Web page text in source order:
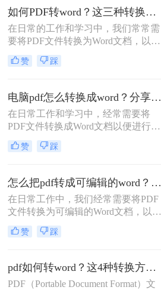
档，以便进行编辑和修改。那么电脑
pdf怎么免费转word呢？本文将介绍两
种免费将电脑上的PDF转换为Word的
方法。
如何PDF转word？这三种转换方法了解一下！
在日常的工作和学习中，我们常常需
要将PDF文件转换为Word文档，以便
进行编辑和修改。然而，由于PDF和
Word是两种不同的文件格式，转换过
PDF转word呢？本文将介绍三种高效
且实用的PDF转Word方法，帮助用户
轻松完成文件格式转换。
赞 踩
电脑pdf怎么转换成word？分享三种实用转换方法！
在日常工作和学习中，经常需要将
PDF文件转换成Word文档以便进行编
辑和修改。那么电脑pdf怎么转换成
word呢？本文将介绍三种常用的电脑
赞 踩
怎么把pdf转成可编辑的word？建议收藏这五种转换方法！
在日常工作中，我们经常需要将PDF
文件转换为可编辑的Word文档，以便
于修改、编辑和重新排版。然而，由
于PDF文件的特殊性质，直接转换可
题。那么怎么把pdf转成可编辑的word
呢？本文将详细介绍几种将PDF转换
为可编辑Word的方法。
赞 踩
pdf如何转word？这4种转换方法试试！
PDF（Portable Document Format）文